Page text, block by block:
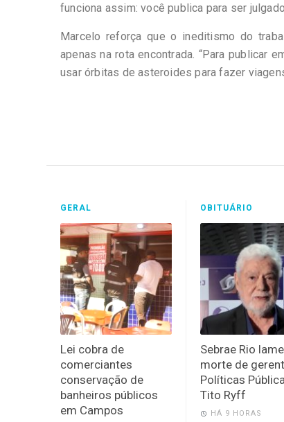
funciona assim: você publica para ser
Marcelo reforça que o ineditismo do
apenas na rota encontrada. “Para publicar
usar órbitas de asteroides para fazer
GERAL
Lei cobra de
comerciantes
conservação de
banheiros públicos
em Campos
OBITUÁRIO
Sebrae Rio
morte de
Políticas
Tito Ryff
HÁ 9 HORAS